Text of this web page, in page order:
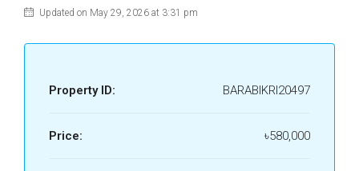
Updated on May 29, 2026 at 3:31 pm
Property ID: BARABIKRI20497
Price: ৳580,000